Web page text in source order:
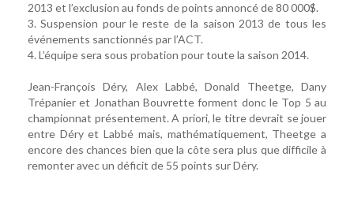
2013 et l’exclusion au fonds de points annoncé de 80 000$.
3. Suspension pour le reste de la saison 2013 de tous les
événements sanctionnés par l’ACT.
4. L’équipe sera sous probation pour toute la saison 2014.
Jean-François Déry, Alex Labbé, Donald Theetge, Dany
Trépanier et Jonathan Bouvrette forment donc le Top 5 au
championnat présentement. A priori, le titre devrait se jouer
entre Déry et Labbé mais, mathématiquement, Theetge a
encore des chances bien que la côte sera plus que difficile à
remonter avec un déficit de 55 points sur Déry.